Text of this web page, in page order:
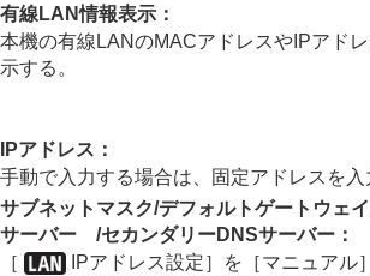
Bluetooth設定
Bluetoothリモコン
ルート証明書の読み込み
アクセス認証設定
アクセス認証情報
セキュリティ(IPsec)
Wi-Fi Direct設定
有線LAN情報表示 ：
本機の有線LANのMACアドレスやIPアド
示する。
IPアドレス ：
手動で入力する場合は、固定アドレスを入
サブネットマスク/デフォルトゲートウェイ
サーバー /セカンダリーDNSサーバー ：
［
IPアドレス設定］ を ［マニュアル］